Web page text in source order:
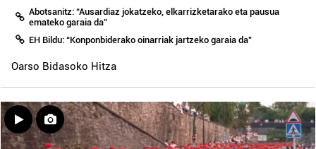
Abotsanitz: “Ausardiaz jokatzeko, elkarrizketarako eta pausua
emateko garaia da”
EH Bildu: “Konponbiderako oinarriak jartzeko garaia da”
Oarso Bidasoko Hitza